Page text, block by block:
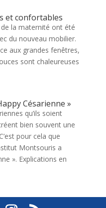
et confortables
la maternité ont été
du nouveau mobilier.
aux grandes fenêtres,
sont chaleureuses
Césarienne »
qu’ils soient
bien souvent une
pour cela que
Montsouris a
». Explications en